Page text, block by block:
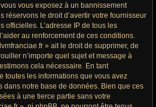
vous exposez à un bannissement
réservons le droit d’avertir votre fournisseur
officielles. L’adresse IP de tous les
au renforcement de ces conditions.
» ait le droit de supprimer, de
n’importe quel sujet et message à
cela nécessaire. En tant
toutes les informations que vous avez
dans notre base de données. Bien que ces
à une tierce partie sans votre